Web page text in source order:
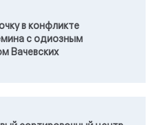
в конфликте
с одиозным
Вачевских